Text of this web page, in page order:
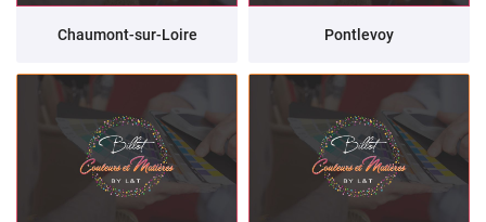
Chaumont-sur-Loire Pontlevoy